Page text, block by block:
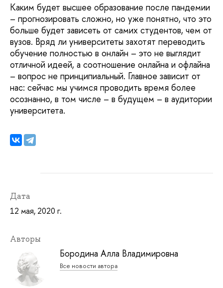
Каким будет высшее образование после пандемии
– прогнозировать сложно, но уже понятно, что это
больше будет зависеть от самих студентов, чем от
вузов. Вряд ли университеты захотят переводить
обучение полностью в онлайн – это не выглядит
отличной идеей, а соотношение онлайна и офлайна
– вопрос не принципиальный. Главное зависит от
нас: сейчас мы учимся проводить время более
осознанно, в том числе – в будущем – в аудитории
университета.
Дата
12 мая, 2020 г.
Авторы
Бородина Алла Владимировна
Все новости автора